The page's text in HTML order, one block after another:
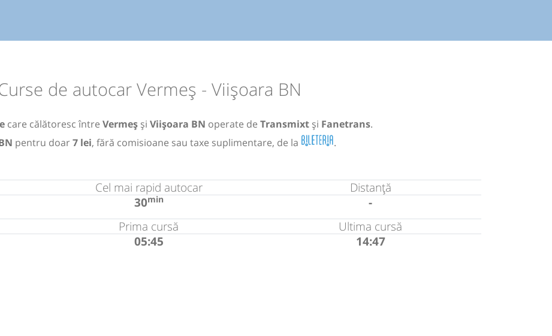
de autocar Vermeș - Viișoara BN
care călătoresc între Vermeș și Viișoara BN operate de Transmixt și Fanetrans.
pentru doar7 lei, fără comisioane sau taxe suplimentare, de la .
Cel mai rapid autocar
30min
Distanță
-
Prima cursă
05:45
Ultima cursă
14:47